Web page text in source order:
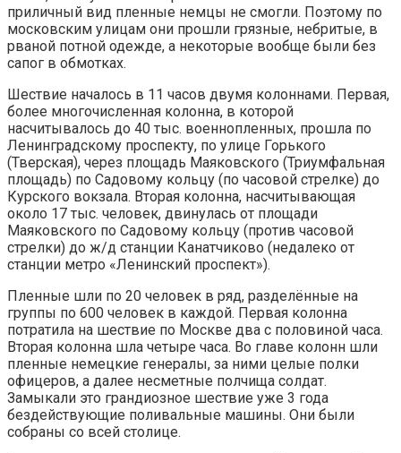
приличный вид пленные немцы не смогли. Поэтому по
московским улицам они прошли грязные, небритые, в
рваной потной одежде, а некоторые вообще были без
сапог в обмотках.
Шествие началось в 11 часов двумя колоннами. Первая,
более многочисленная колонна, в которой
насчитывалось до 40 тыс. военнопленных, прошла по
Ленинградскому проспекту, по улице Горького
(Тверская), через площадь Маяковского (Триумфальная
площадь) по Садовому кольцу (по часовой стрелке) до
Курского вокзала. Вторая колонна, насчитывающая
около 17 тыс. человек, двинулась от площади
Маяковского по Садовому кольцу (против часовой
стрелки) до ж/д станции Канатчиково (недалеко от
станции метро «Ленинский проспект»).
Пленные шли по 20 человек в ряд, разделённые на
группы по 600 человек в каждой. Первая колонна
потратила на шествие по Москве два с половиной часа.
Вторая колонна шла четыре часа. Во главе колонн шли
пленные немецкие генералы, за ними целые полки
офицеров, а далее несметные полчища солдат.
Замыкали это грандиозное шествие уже 3 года
бездействующие поливальные машины. Они были
собраны со всей столице.